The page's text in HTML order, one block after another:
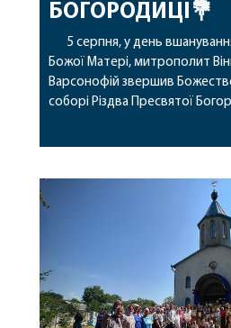
БОГОРОДИЦІ💐
5 серпня, у день
Божої Матері, митрополит
Варсонофій звершив
соборі Різдва Пресвятої
Його Високопреосвященству
священному сані. Під час
особливі молитви за мир в